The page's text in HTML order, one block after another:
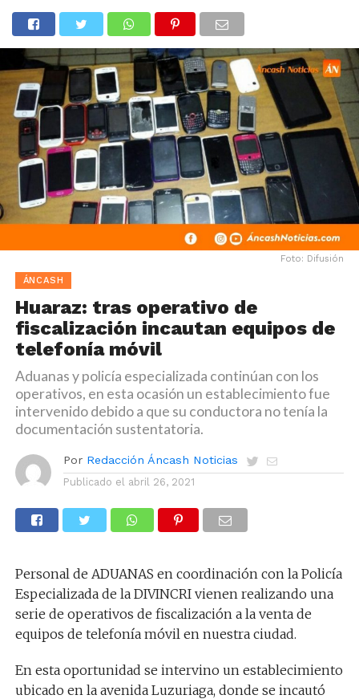
Foto: Difusión
ÁNCASH
Huaraz: tras operativo de
fiscalización incautan equipos de
telefonía móvil
Aduanas y policía especializada continúan con los
operativos, en esta ocasión un establecimiento fue
intervenido debido a que su conductora no tenía la
documentación sustentatoria.
Por Redacción Áncash Noticias
Publicado el abril 26, 2021
Personal de ADUANAS en coordinación con la Policía
Especializada de la DIVINCRI vienen realizando una
serie de operativos de fiscalización a la venta de
equipos de telefonía móvil en nuestra ciudad.
En esta oportunidad se intervino un establecimiento
ubicado en la avenida Luzuriaga, donde se incautó